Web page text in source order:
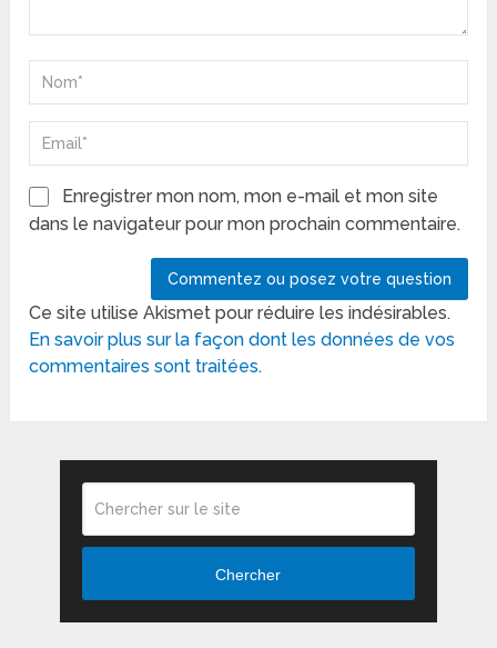
Enregistrer mon nom, mon e-mail et mon site
dans le navigateur pour mon prochain commentaire.
Ce site utilise Akismet pour réduire les indésirables.
En savoir plus sur la façon dont les données de vos
commentaires sont traitées.
Chercher